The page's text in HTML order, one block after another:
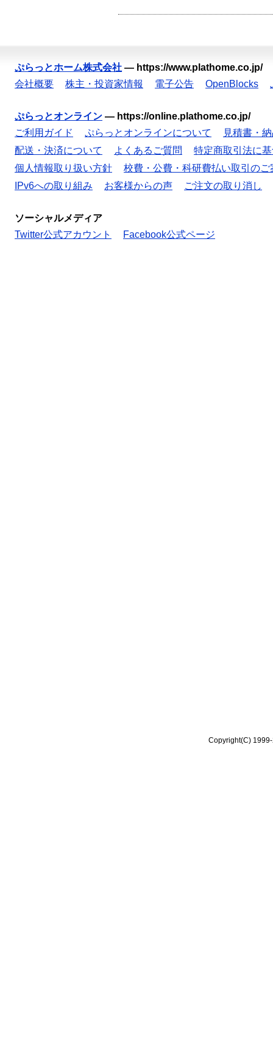
ぷらっとホーム株式会社 — https://www.plathome.co.jp/
会社概要
株主・投資家情報 電子公告 OpenBlocks
ぷらっとオンライン — https://online.plathome.co.jp/
ご利用ガイド
ぷらっとオンラインについて
見積書・
配送・決済について
よくあるご質問
特定商取引法に
個人情報取り扱い方針
校費・公費・科研費払い取引のご
IPv6への取り組み
お客様からの声 ご注文の取り消し
ソーシャルメディア
Twitter公式アカウント
Facebook公式ページ
Copyright(C)